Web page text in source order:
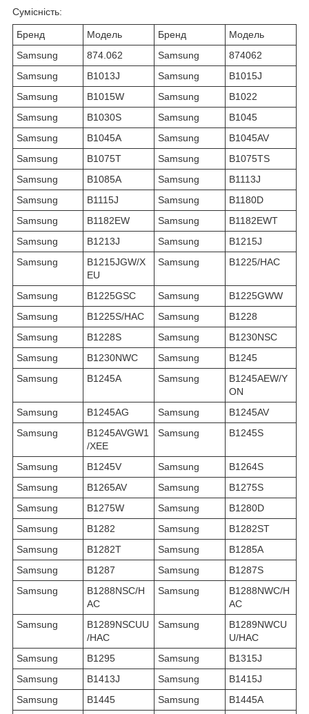
Сумісність:
Бренд Модель Бренд
Модель
Samsung
874.062 Samsung
874062
Samsung
B1013J Samsung
B1015J
Samsung
B1015W Samsung
B1022
Samsung
B1030S Samsung
B1045
Samsung
B1045A Samsung
B1045AV
Samsung
B1075T Samsung
B1075TS
Samsung
B1085A Samsung
B1113J
Samsung
B1115J Samsung
B1180D
Samsung
B1182EW Samsung
B1182EWT
Samsung
B1213J Samsung
B1215J
Samsung
B1215JGW/X
EU
Samsung B1225/HAC
Samsung B1225GSC Samsung
B1225GWW
Samsung
B1225S/HAC Samsung
B1228
Samsung
B1228S Samsung
B1230NSC
Samsung
B1230NWC Samsung
B1245
Samsung
B1245A Samsung
B1245AEW/Y
ON
Samsung
B1245AG Samsung
B1245AV
Samsung
B1245AVGW1
/XEE
Samsung B1245S
Samsung B1245V Samsung
B1264S
Samsung
B1265AV Samsung
B1275S
Samsung
B1275W Samsung
B1280D
Samsung
B1282 Samsung
B1282ST
Samsung
B1282T Samsung
B1285A
Samsung
B1287 Samsung
B1287S
Samsung
B1288NSC/H
AC
Samsung
B1288NWC/H
AC
Samsung
B1289NSCUU
/HAC
Samsung
B1289NWCU
U/HAC
Samsung
B1295 Samsung
B1315J
Samsung
B1413J Samsung
B1415J
Samsung
B1445 Samsung
B1445A